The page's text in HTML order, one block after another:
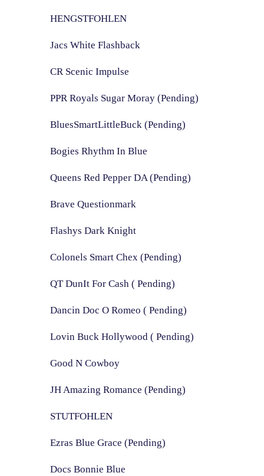
HENGSTFOHLEN
Jacs White Flashback
CR Scenic Impulse
PPR Royals Sugar Moray (Pending)
BluesSmartLittleBuck (Pending)
Bogies Rhythm In Blue
Queens Red Pepper DA (Pending)
Brave Questionmark
Flashys Dark Knight
Colonels Smart Chex (Pending)
QT DunIt For Cash ( Pending)
Dancin Doc O Romeo ( Pending)
Lovin Buck Hollywood ( Pending)
Good N Cowboy
JH Amazing Romance (Pending)
STUTFOHLEN
Ezras Blue Grace (Pending)
Docs Bonnie Blue